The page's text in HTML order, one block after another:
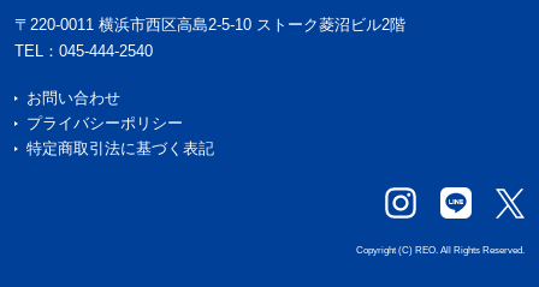
〒220-0011 横浜市西区高島2-5-10 ストーク菱沼ビル2階
TEL： 045-444-2540
お問い合わせ
プライバシーポリシー
特定商取引法に基づく表記
Copyright (C) REO. All Rights Reserved.